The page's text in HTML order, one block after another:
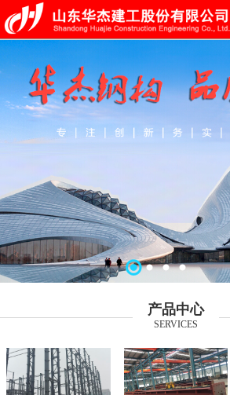
产品中心
SERVICES